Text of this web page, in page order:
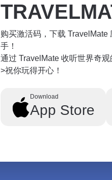
购买激活码，下载
手！
通过 TravelMate 收听世界奇观
>祝你玩得开心！
Download
App Store